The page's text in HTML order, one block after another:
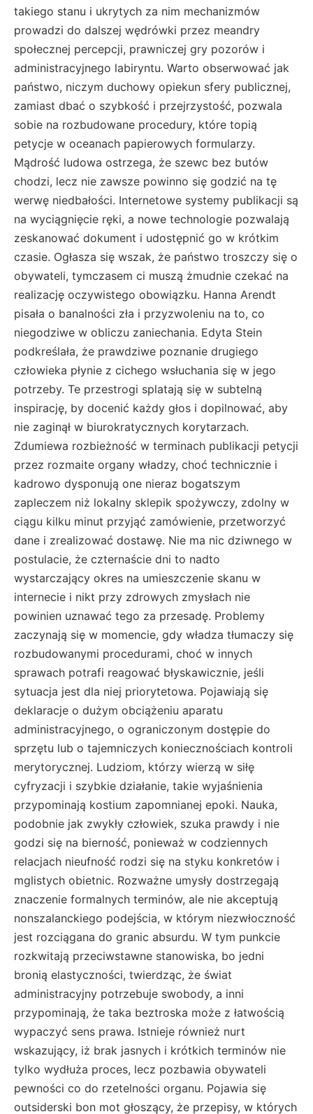
takiego stanu i ukrytych za nim mechanizmów
prowadzi do dalszej wędrówki przez meandry
społecznej percepcji, prawniczej gry pozorów i
administracyjnego labiryntu. Warto obserwować jak
państwo, niczym duchowy opiekun sfery publicznej,
zamiast dbać o szybkość i przejrzystość, pozwala
sobie na rozbudowane procedury, które topią
petycje w oceanach papierowych formularzy.
Mądrość ludowa ostrzega, że szewc bez butów
chodzi, lecz nie zawsze powinno się godzić na tę
werwę niedbałości. Internetowe systemy publikacji są
na wyciągnięcie ręki, a nowe technologie pozwalają
zeskanować dokument i udostępnić go w krótkim
czasie. Ogłasza się wszak, że państwo troszczy się o
obywateli, tymczasem ci muszą żmudnie czekać na
realizację oczywistego obowiązku. Hanna Arendt
pisała o banalności zła i przyzwoleniu na to, co
niegodziwe w obliczu zaniechania. Edyta Stein
podkreślała, że prawdziwe poznanie drugiego
człowieka płynie z cichego wsłuchania się w jego
potrzeby. Te przestrogi splatają się w subtelną
inspirację, by docenić każdy głos i dopilnować, aby
nie zaginął w biurokratycznych korytarzach.
Zdumiewa rozbieżność w terminach publikacji petycji
przez rozmaite organy władzy, choć technicznie i
kadrowo dysponują one nieraz bogatszym
zapleczem niż lokalny sklepik spożywczy, zdolny w
ciągu kilku minut przyjąć zamówienie, przetworzyć
dane i zrealizować dostawę. Nie ma nic dziwnego w
postulacie, że czternaście dni to nadto
wystarczający okres na umieszczenie skanu w
internecie i nikt przy zdrowych zmysłach nie
powinien uznawać tego za przesadę. Problemy
zaczynają się w momencie, gdy władza tłumaczy się
rozbudowanymi procedurami, choć w innych
sprawach potrafi reagować błyskawicznie, jeśli
sytuacja jest dla niej priorytetowa. Pojawiają się
deklaracje o dużym obciążeniu aparatu
administracyjnego, o ograniczonym dostępie do
sprzętu lub o tajemniczych koniecznościach kontroli
merytorycznej. Ludziom, którzy wierzą w siłę
cyfryzacji i szybkie działanie, takie wyjaśnienia
przypominają kostium zapomnianej epoki. Nauka,
podobnie jak zwykły człowiek, szuka prawdy i nie
godzi się na bierność, ponieważ w codziennych
relacjach nieufność rodzi się na styku konkretów i
mglistych obietnic. Rozważne umysły dostrzegają
znaczenie formalnych terminów, ale nie akceptują
nonszalanckiego podejścia, w którym niezwłoczność
jest rozciągana do granic absurdu. W tym punkcie
rozkwitają przeciwstawne stanowiska, bo jedni
bronią elastyczności, twierdząc, że świat
administracyjny potrzebuje swobody, a inni
przypominają, że taka beztroska może z łatwością
wypaczyć sens prawa. Istnieje również nurt
wskazujący, iż brak jasnych i krótkich terminów nie
tylko wydłuża proces, lecz pozbawia obywateli
pewności co do rzetelności organu. Pojawia się
outsiderski bon mot głoszący, że przepisy, w których